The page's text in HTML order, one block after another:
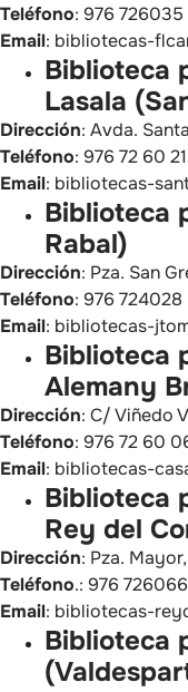
Teléfono: 976 726035
Email: bibliotecas-
Biblioteca
Lasala
Dirección: Avda.
Teléfono: 976 72 60 21
Email: bibliotecas-
Biblioteca
Rabal)
Dirección: Pza. San
Teléfono: 976 724028
Email: bibliotecas-
Biblioteca
Alemany
Dirección: C/ Viñedo
Teléfono: 976 72 60
Email: bibliotecas-
Biblioteca
Rey del
Dirección: Pza.
Teléfono.: 976 726066
Email: bibliotecas-
Biblioteca